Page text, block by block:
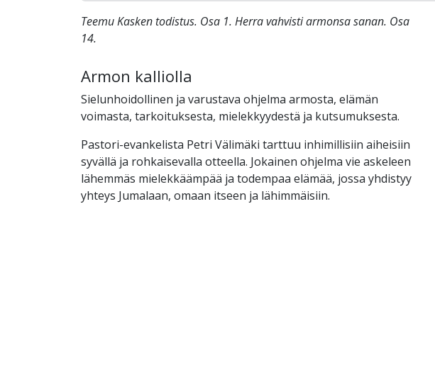
Teemu Kasken todistus. Osa 1. Herra vahvisti armonsa sanan. Osa
14.
Armon kalliolla
Sielunhoidollinen ja varustava ohjelma armosta, elämän
voimasta, tarkoituksesta, mielekkyydestä ja kutsumuksesta.
Pastori-evankelista Petri Välimäki tarttuu inhimillisiin aiheisiin
syvällä ja rohkaisevalla otteella. Jokainen ohjelma vie askeleen
lähemmäs mielekkäämpää ja todempaa elämää, jossa yhdistyy
yhteys Jumalaan, omaan itseen ja lähimmäisiin.